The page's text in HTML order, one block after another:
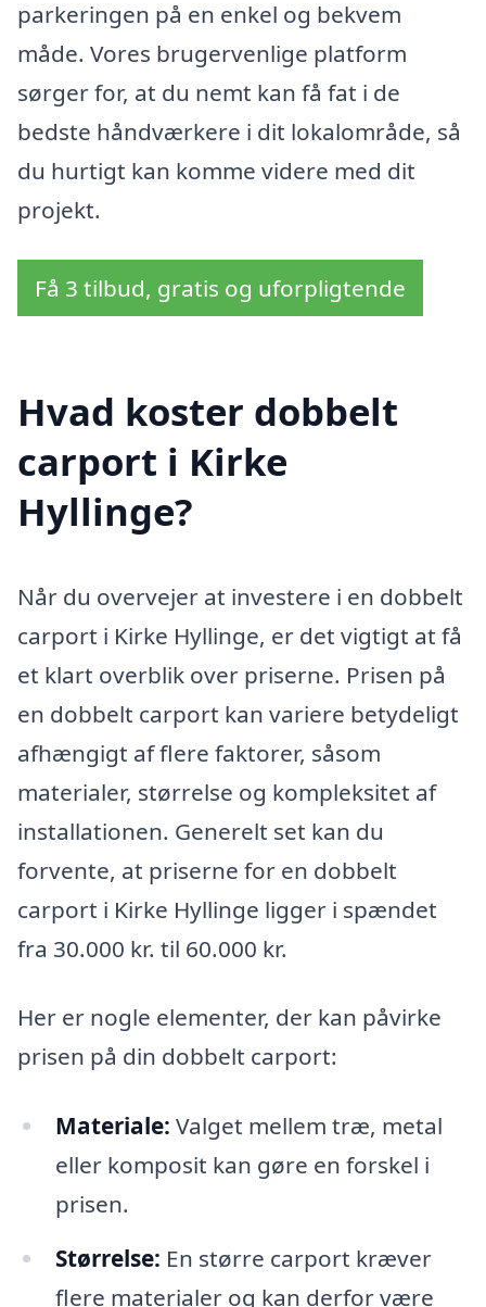
parkeringen på en enkel og bekvem
måde. Vores brugervenlige platform
sørger for, at du nemt kan få fat i de
bedste håndværkere i dit lokalområde, så
du hurtigt kan komme videre med dit
projekt.
Få 3 tilbud, gratis og uforpligtende
Hvad koster dobbelt
carport i Kirke
Hyllinge?
Når du overvejer at investere i en dobbelt
carport i Kirke Hyllinge, er det vigtigt at få
et klart overblik over priserne. Prisen på
en dobbelt carport kan variere betydeligt
afhængigt af flere faktorer, såsom
materialer, størrelse og kompleksitet af
installationen. Generelt set kan du
forvente, at priserne for en dobbelt
carport i Kirke Hyllinge ligger i spændet
fra 30.000 kr. til 60.000 kr.
Her er nogle elementer, der kan påvirke
prisen på din dobbelt carport:
Materiale: Valget mellem træ, metal
eller komposit kan gøre en forskel i
prisen.
Størrelse: En større carport kræver
flere materialer og kan derfor være